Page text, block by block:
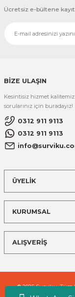
Ücretsiz e-bültene
BİZE ULAŞIN
Kesintisiz hizmet kalitemiz
sorularınız için buradayız!
0312 911 9113
0312 911 9113
ÜYELİK
KURUMSAL
ALIŞVERİŞ
© 2025 Surviku. Tüm